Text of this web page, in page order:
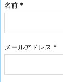
名前 *
メールアドレス *